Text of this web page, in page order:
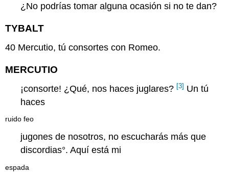
¿No podrías tomar alguna ocasión si no te dan?
TYBALT
40 Mercutio, tú consortes con Romeo.
MERCUTIO
¡consorte! ¿Qué, nos haces juglares? [3] Un tú
haces
ruido feo
jugones de nosotros, no escucharás más que
discordias°. Aquí está mi
espada